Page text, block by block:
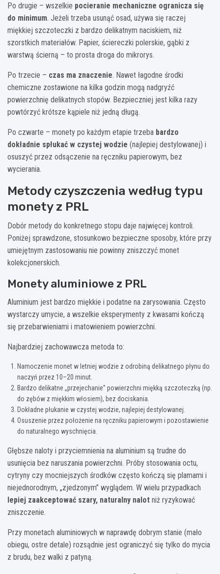
Po drugie – wszelkie pocieranie mechaniczne ogranicza się
do minimum. Jeżeli trzeba usunąć osad, używa się raczej
miękkiej szczoteczki z bardzo delikatnym naciskiem, niż
szorstkich materiałów. Papier, ściereczki polerskie, gąbki z
warstwą ścierną – to prosta droga do mikrorys.
Po trzecie – czas ma znaczenie. Nawet łagodne środki
chemiczne zostawione na kilka godzin mogą nadgryźć
powierzchnię delikatnych stopów. Bezpieczniej jest kilka razy
powtórzyć krótsze kąpiele niż jedną długą.
Po czwarte – monety po każdym etapie trzeba bardzo
dokładnie spłukać w czystej wodzie (najlepiej destylowanej) i
osuszyć przez odsączenie na ręczniku papierowym, bez
wycierania.
Metody czyszczenia według typu
monety z PRL
Dobór metody do konkretnego stopu daje najwięcej kontroli.
Poniżej sprawdzone, stosunkowo bezpieczne sposoby, które przy
umiejętnym zastosowaniu nie powinny zniszczyć monet
kolekcjonerskich.
Monety aluminiowe z PRL
Aluminium jest bardzo miękkie i podatne na zarysowania. Często
wystarczy umycie, a wszelkie eksperymenty z kwasami kończą
się przebarwieniami i matowieniem powierzchni.
Najbardziej zachowawcza metoda to:
Namoczenie monet w letniej wodzie z odrobiną delikatnego płynu do
naczyń przez 10–20 minut.
Bardzo delikatne „przejechanie” powierzchni miękką szczoteczką (np.
do zębów z miękkim włosiem), bez dociskania.
Dokładne płukanie w czystej wodzie, najlepiej destylowanej.
Osuszenie przez położenie na ręczniku papierowym i pozostawienie
do naturalnego wyschnięcia.
Głębsze naloty i przyciemnienia na aluminium są trudne do
usunięcia bez naruszania powierzchni. Próby stosowania octu,
cytryny czy mocniejszych środków często kończą się plamami i
niejednorodnym, „zjedzonym” wyglądem. W wielu przypadkach
lepiej zaakceptować szary, naturalny nalot niż ryzykować
zniszczenie.
Przy monetach aluminiowych w naprawdę dobrym stanie (mało
obiegu, ostre detale) rozsądnie jest ograniczyć się tylko do mycia
z brudu, bez walki z patyną.